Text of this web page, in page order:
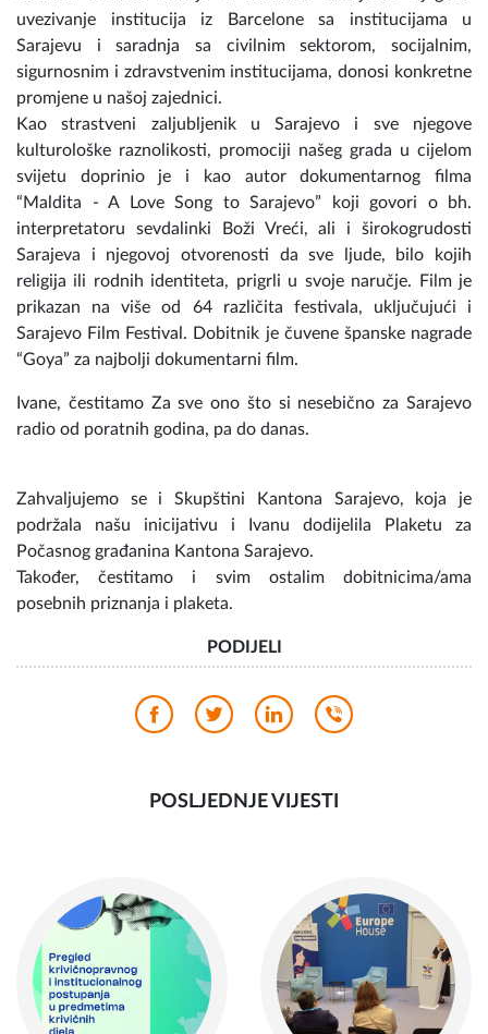
programa koji pružaju socijalnu i ekonomsku podršku
ženama žrtvama nasilja u Kantonu Sarajevo. Njegovo
uvezivanje institucija iz Barcelone sa institucijama u
Sarajevu i saradnja sa civilnim sektorom, socijalnim,
sigurnosnim i zdravstvenim institucijama, donosi konkretne
promjene u našoj zajednici.
Kao strastveni zaljubljenik u Sarajevo i sve njegove
kulturološke raznolikosti, promociji našeg grada u cijelom
svijetu doprinio je i kao autor dokumentarnog filma
“Maldita - A Love Song to Sarajevo” koji govori o bh.
interpretatoru sevdalinki Boži Vreći, ali i širokogrudosti
Sarajeva i njegovoj otvorenosti da sve ljude, bilo kojih
religija ili rodnih identiteta, prigrli u svoje naručje. Film je
prikazan na više od 64 različita festivala, uključujući i
“Goya” za najbolji dokumentarni film.
Zahvaljujemo se i Skupštini Kantona Sarajevo, koja je
podržala našu inicijativu i Ivanu dodijelila Plaketu za
Počasnog građanina Kantona Sarajevo.
posebnih priznanja i plaketa.
PODIJELI